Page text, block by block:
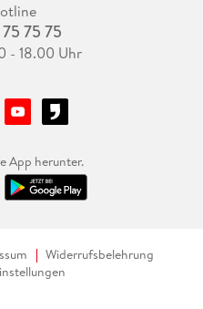
75 75
- 18.00 Uhr
App herunter.
Widerrufsbelehrung